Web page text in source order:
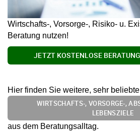
Wirtschafts-, Vorsorge-, Risiko- u.
Beratung nutzen!
JETZT KOSTENLOSE
Hier finden Sie weitere, sehr beliebte
WIRTSCHAFTS-, VORSORGE-,
LEBENSZIELE
aus dem Beratungsalltag.